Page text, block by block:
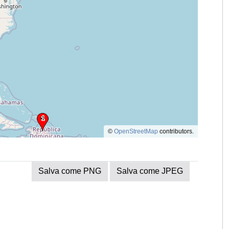
© OpenStreetMap contributors.
Salva come PNG Salva come JPEG